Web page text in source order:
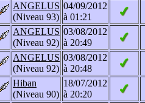
ANGELUS
(Niveau 93)
04/09/2012
à 01:21
ANGELUS
(Niveau 92)
03/08/2012
à 20:49
ANGELUS
(Niveau 92)
03/08/2012
à 20:48
Hiban
(Niveau 90)
18/07/2012
à 20:20